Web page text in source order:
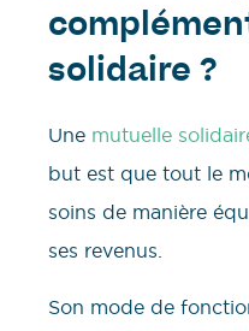
solidaire ?
Une mutuelle
but est que tout le
soins de manière
ses revenus.
Son mode de